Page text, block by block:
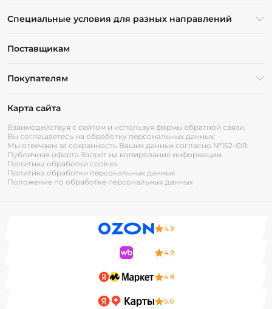
Специальные условия для разных направлений
Поставщикам
Покупателям
Карта сайта
Взаимодействуя с сайтом и используя формы обратной связи,
Вы соглашаетесь на обработку персональных данных.
Мы отвечаем за сохранность Ваших данных согласно №152-ФЗ:
Публичная оферта.Запрет на копирование информации.
Политика обработки cookies
Политика обработки персональных данных
Положение по обработке персональных данных
4.9
4.9
4.8
5.0